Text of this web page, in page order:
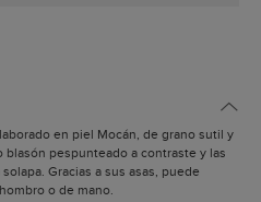
en piel Mocán, de grano sutil y
pespunteado a contraste y las
Gracias a sus asas, puede
o de mano.